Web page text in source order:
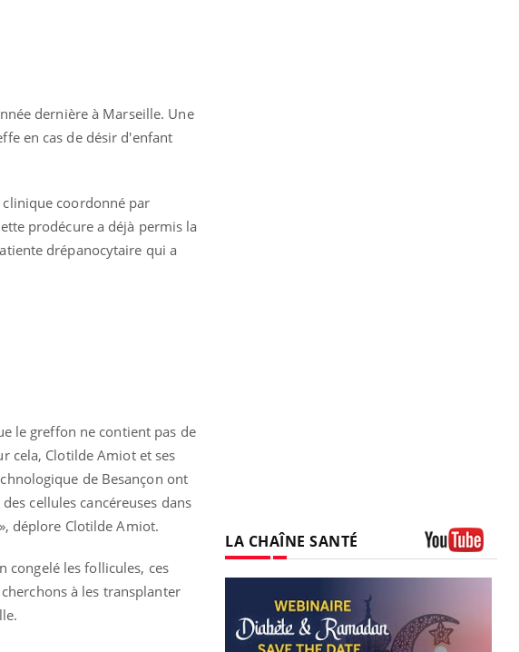
dernière à Marseille. Une
en cas de désir d'enfant
clinique coordonné par
prodécure a déjà permis la
drépanocytaire qui a
le greffon ne contient pas de
cela, Clotilde Amiot et ses
de Besançon ont
cellules cancéreuses dans
déplore Clotilde Amiot.
congelé les follicules, ces
à les transplanter
LA CHAÎNE SANTÉ